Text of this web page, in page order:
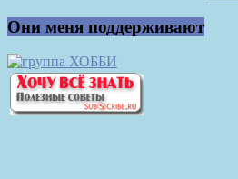
Они меня поддерживают